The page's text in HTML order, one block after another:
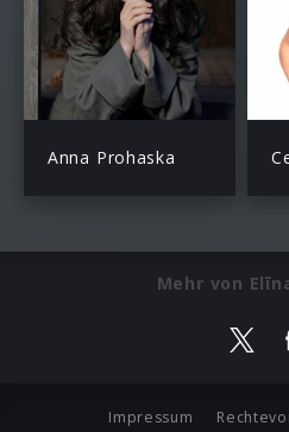
Anna Prohaska
Mehr von
Impressum